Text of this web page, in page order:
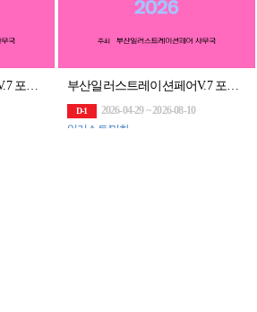
부산일러스트레이션페어V.7 포스터 공모전 [THE POSTER BUSAN 2026] 부산일러스트레이션페어V.7 포스터 공모전 [THE POSTER BUSAN 2026]
D-1
2026-04-29 ~ 2026-08-10
일러스트/만화